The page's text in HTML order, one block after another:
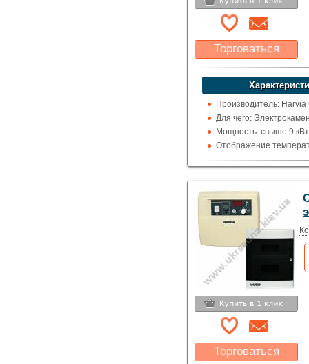
Торговаться
Какая цена Вас
устроит?
Указать цену
Производитель:
Для чего:
Мощность: свыше 9 кВт
Отображение
цельсия
Торговаться